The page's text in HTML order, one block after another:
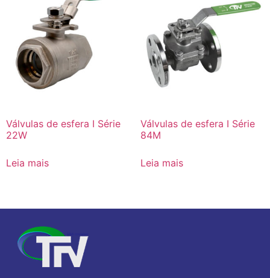
Válvulas de esfera I Série
22W
Leia mais
Válvulas de esfera I Série
84M
Leia mais